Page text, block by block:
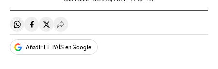
Compartir en Whatsapp
Compartir en Facebook
Compartir en Twitter
Desplegar Redes Sociales
Añadir EL PAÍS en Google